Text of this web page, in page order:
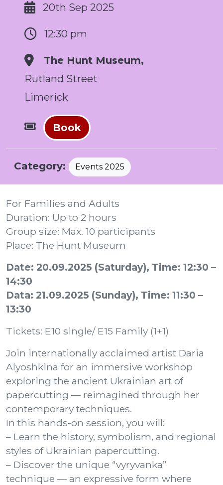
20th Sep 2025
12:30 pm
The Hunt Museum,
Rutland Street
Limerick
Book
Category: Events 2025
For Families and Adults
Duration: Up to 2 hours
Group size: Max. 10 participants
Place: The Hunt Museum
Date: 20.09.2025 (Saturday), Time: 12:30 –
14:30
Data: 21.09.2025 (Sunday), Time: 11:30 –
13:30
Tickets: E10 single/ E15 Family (1+1)
Join internationally acclaimed artist Daria
Alyoshkina for an immersive workshop
exploring the ancient Ukrainian art of
papercutting — reimagined through her
contemporary techniques.
In this hands-on session, you will:
– Learn the history, symbolism, and regional
styles of Ukrainian papercutting.
– Discover the unique “vyryvanka”
technique — an expressive form where